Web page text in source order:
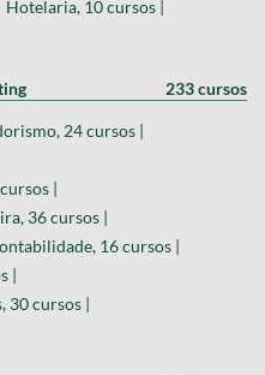
Hotelaria, 10 cursos |
233 cursos
24 cursos |
|
36 cursos |
16 cursos |
|
cursos |